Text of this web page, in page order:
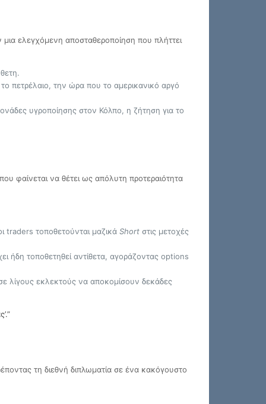
ελεγχόμενη αποσταθεροποίηση που πλήττει
πετρέλαιο, την ώρα που το αμερικανικό αργό
υγροποίησης στον Κόλπο, η ζήτηση για το
φαίνεται να θέτει ως απόλυτη προτεραιότητα
traders τοποθετούνται μαζικά Short στις μετοχές
ήδη τοποθετηθεί αντίθετα, αγοράζοντας options
λίγους εκλεκτούς να αποκομίσουν δεκάδες
τη διεθνή διπλωματία σε ένα κακόγουστο